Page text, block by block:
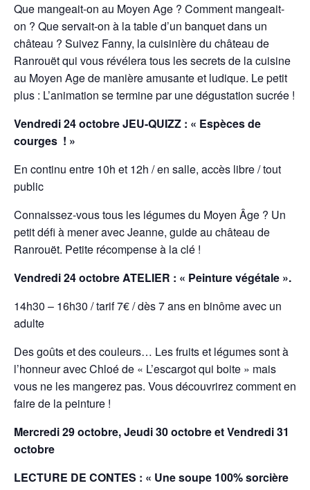
Que mangeait-on au Moyen Age ? Comment mangeait-
on ? Que servait-on à la table d’un banquet dans un
château ? Suivez Fanny, la cuisinière du château de
Ranrouët qui vous révélera tous les secrets de la cuisine
au Moyen Age de manière amusante et ludique. Le petit
plus : L’animation se termine par une dégustation sucrée !
Vendredi 24 octobre JEU-QUIZZ : « Espèces de
courges ! »
En continu entre 10h et 12h / en salle, accès libre / tout
public
Connaissez-vous tous les légumes du Moyen Âge ? Un
petit défi à mener avec Jeanne, guide au château de
Ranrouët. Petite récompense à la clé !
Vendredi 24 octobre ATELIER : « Peinture végétale ».
14h30 – 16h30 / tarif 7€ / dès 7 ans en binôme avec un
adulte
Des goûts et des couleurs… Les fruits et légumes sont à
l’honneur avec Chloé de « L’escargot qui boite » mais
vous ne les mangerez pas. Vous découvrirez comment en
fairede la peinture !
Mercredi 29 octobre,Jeudi 30 octobre etVendredi 31
octobre
LECTURE DE CONTES : « Une soupe 100% sorcière